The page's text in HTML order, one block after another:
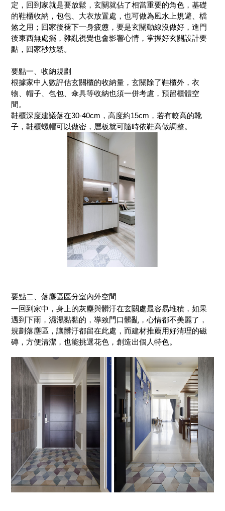
定，回到家就是要放鬆，玄關就佔了相當重要的角色，基礎
的鞋櫃收納，包包、大衣放置處，也可做為風水上規避、檔
煞之用；回家後褪下一身疲憊，要是玄關動線沒做好，進門
後東西無處擺，雜亂視覺也會影響心情，掌握好玄關設計要
點，回家秒放鬆。
要點一、收納規劃
根據家中人數評估玄關櫃的收納量，玄關除了鞋櫃外，衣
物、帽子、包包、傘具等收納也須一併考慮，預留櫃體空
間。
鞋櫃深度建議落在30-40cm，高度約15cm，若有較高的靴
子，鞋櫃螺帽可以做密，層板就可隨時依鞋高做調整。
要點二、落塵區區分室內外空間
一回到家中，身上的灰塵與髒汙在玄關處最容易堆積，如果
遇到下雨，濕濕黏黏的，導致門口髒亂，心情都不美麗了，
規劃落塵區，讓髒汙都留在此處，而建材推薦用好清理的磁
磚，方便清潔，也能挑選花色，創造出個人特色。